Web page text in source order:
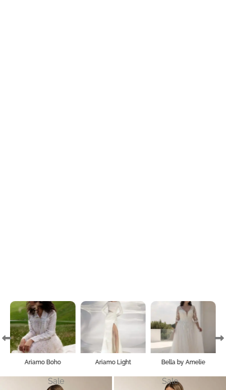
Ariamo Light Bella by Amelie
Capri Sposa
Sale Sale